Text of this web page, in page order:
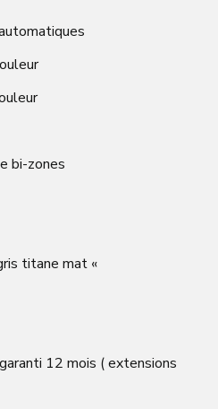
bi-zones
titane mat «
12 mois ( extensions